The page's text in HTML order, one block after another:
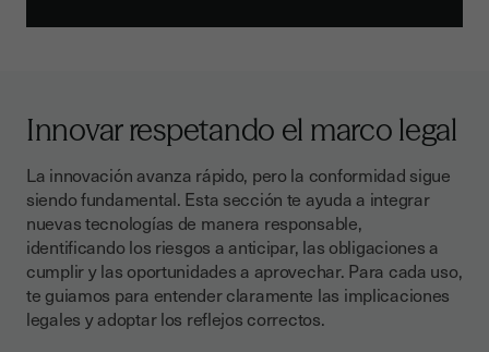
Innovar respetando el marco legal
La innovación avanza rápido, pero la conformidad sigue
siendo fundamental. Esta sección te ayuda a integrar
nuevas tecnologías de manera responsable,
identificando los riesgos a anticipar, las obligaciones a
cumplir y las oportunidades a aprovechar. Para cada uso,
te guiamos para entender claramente las implicaciones
legales y adoptar los reflejos correctos.